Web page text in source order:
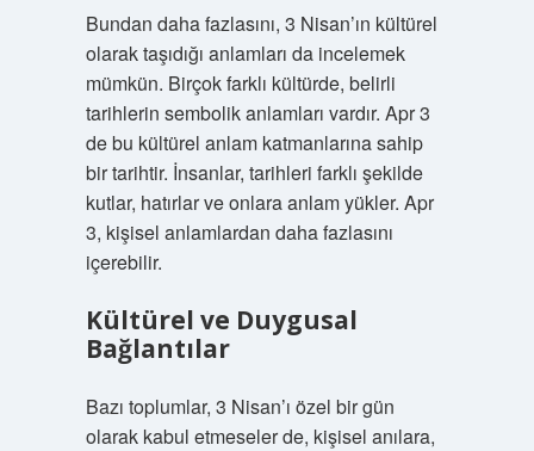
Bundan daha fazlasını, 3 Nisan’ın kültürel
olarak taşıdığı anlamları da incelemek
mümkün. Birçok farklı kültürde, belirli
tarihlerin sembolik anlamları vardır. Apr 3
de bu kültürel anlam katmanlarına sahip
bir tarihtir. İnsanlar, tarihleri farklı şekilde
kutlar, hatırlar ve onlara anlam yükler. Apr
3, kişisel anlamlardan daha fazlasını
içerebilir.
Kültürel ve Duygusal
Bağlantılar
Bazı toplumlar, 3 Nisan’ı özel bir gün
olarak kabul etmeseler de, kişisel anılara,